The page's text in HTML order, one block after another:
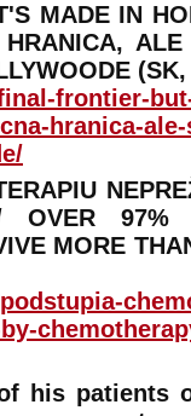
MADE IN
ALE
frontier-
hranica-ale-
OVER 97%
MORE
his patients